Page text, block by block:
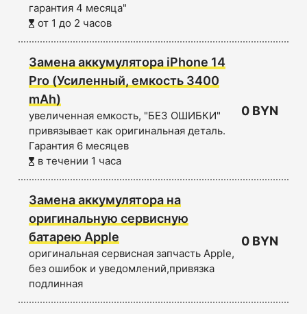
гарантия 4 месяца"
от 1 до 2 часов
Замена аккумулятора iPhone 14
Pro (Усиленный, емкость 3400
mAh)
увеличенная емкость, "БЕЗ ОШИБКИ"
привязывает как оригинальная деталь.
Гарантия 6 месяцев
в течении 1 часа
0 BYN
Замена аккумулятора на
оригинальную сервисную
батарею Apple
оригинальная сервисная запчасть Apple,
без ошибок и уведомлений,привязка
подлинная
0 BYN